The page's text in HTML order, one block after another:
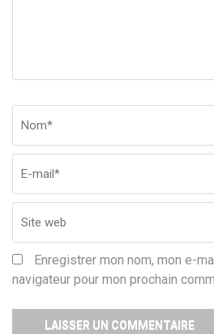
Enregistrer mon nom, mon e-
navigateur pour mon prochain